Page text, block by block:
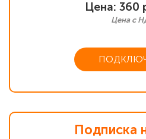
Цена: 360
Цена с
Подписка